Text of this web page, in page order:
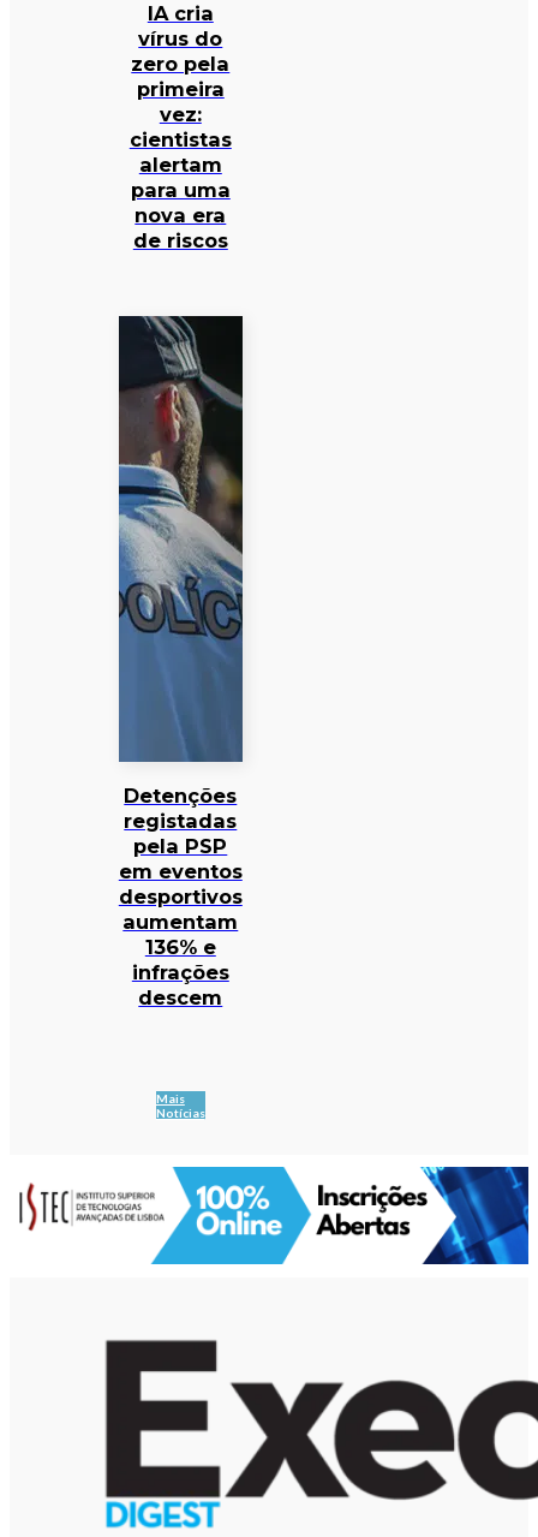
IA cria
vírus do
zero pela
primeira
vez:
cientistas
alertam
para uma
nova era
de riscos
Detenções
registadas
pela PSP
em eventos
desportivos
aumentam
136% e
infrações
descem
Mais
Notícias